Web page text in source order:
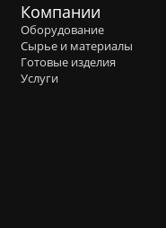
Компании
Оборудование
Сырье и материалы
Готовые изделия
Услуги